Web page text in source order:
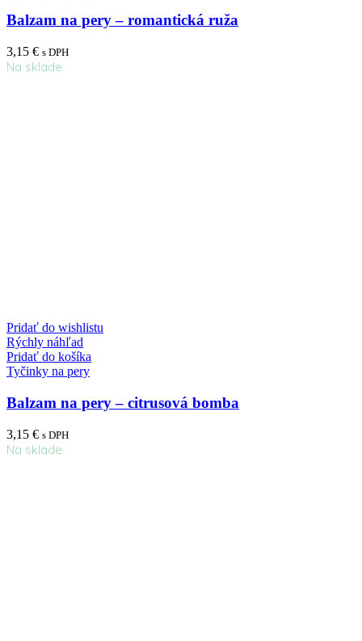
Balzam na pery – romantická ruža
3,15 € s DPH
Na sklade
Pridať do wishlistu
Rýchly náhľad
Pridať do košíka
Tyčinky na pery
Balzam na pery – citrusová bomba
3,15 € s DPH
Na sklade